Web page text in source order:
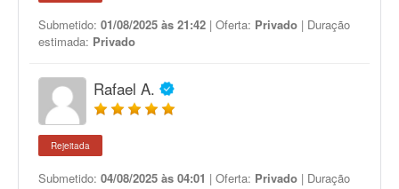
Submetido: 01/08/2025 às 21:42 | Oferta: Privado | Duração
estimada: Privado
Rafael A.
Rejeitada
Submetido: 04/08/2025 às 04:01 | Oferta: Privado | Duração